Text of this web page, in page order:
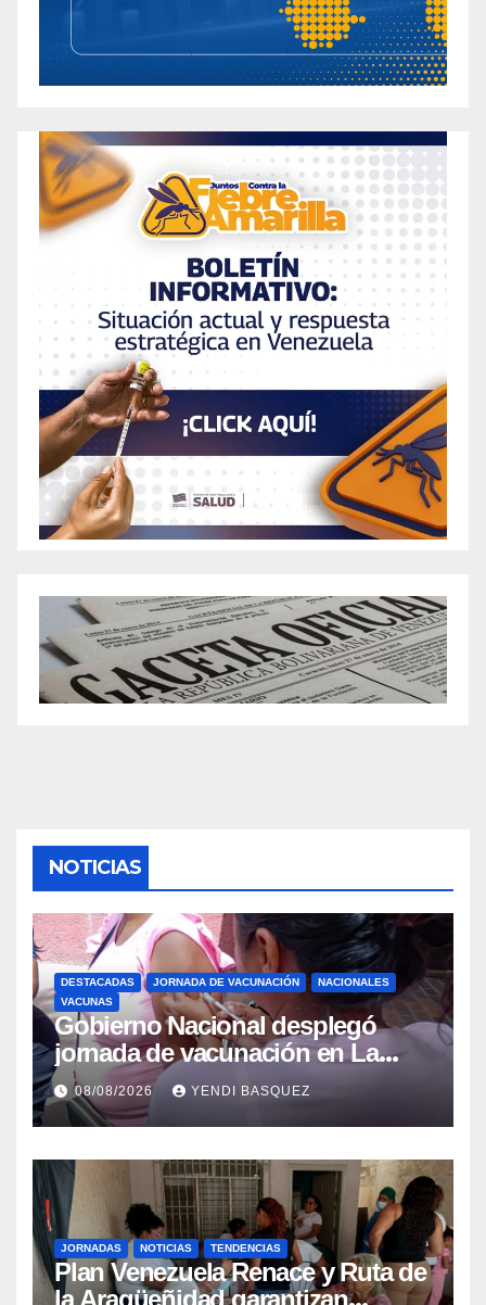
NOTICIAS
DESTACADAS JORNADA DE VACUNACIÓN
NACIONALES
VACUNAS
Gobierno Nacional desplegó
jornada de vacunación en La
Guaira para garantizar protección
epidemiológica
08/08/2026 YENDI BASQUEZ
JORNADAS NOTICIAS TENDENCIAS
Plan Venezuela Renace y Ruta de